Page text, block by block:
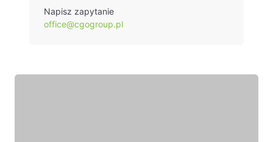
Napisz zapytanie
office@cgogroup.pl